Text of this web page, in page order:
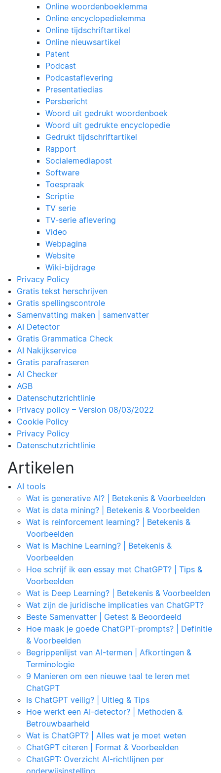
Online woordenboeklemma
Online encyclopedielemma
Online tijdschriftartikel
Online nieuwsartikel
Patent
Podcast
Podcastaflevering
Presentatiedias
Persbericht
Woord uit gedrukt woordenboek
Woord uit gedrukte encyclopedie
Gedrukt tijdschriftartikel
Rapport
Socialemediapost
Software
Toespraak
Scriptie
TV serie
TV-serie aflevering
Video
Webpagina
Website
Wiki-bijdrage
Privacy Policy
Gratis tekst herschrijven
Gratis spellingscontrole
Samenvatting maken | samenvatter
AI Detector
Gratis Grammatica Check
AI Nakijkservice
Gratis parafraseren
AI Checker
AGB
Datenschutzrichtlinie
Privacy policy – Version 08/03/2022
Cookie Policy
Privacy Policy
Datenschutzrichtlinie
Artikelen
AI tools
Wat is generative AI? | Betekenis & Voorbeelden
Wat is data mining? | Betekenis & Voorbeelden
Wat is reinforcement learning? | Betekenis &
Voorbeelden
Wat is Machine Learning? | Betekenis &
Voorbeelden
Hoe schrijf ik een essay met ChatGPT? | Tips &
Voorbeelden
Wat is Deep Learning? | Betekenis & Voorbeelden
Wat zijn de juridische implicaties van ChatGPT?
Beste Samenvatter | Getest & Beoordeeld
Hoe maak je goede ChatGPT-prompts? | Definitie
& Voorbeelden
Begrippenlijst van AI-termen | Afkortingen &
Terminologie
9 Manieren om een nieuwe taal te leren met
ChatGPT
Is ChatGPT veilig? | Uitleg & Tips
Hoe werkt een AI-detector? | Methoden &
Betrouwbaarheid
Wat is ChatGPT? | Alles wat je moet weten
ChatGPT citeren | Format & Voorbeelden
ChatGPT: Overzicht AI-richtlijnen per
onderwijsinstelling